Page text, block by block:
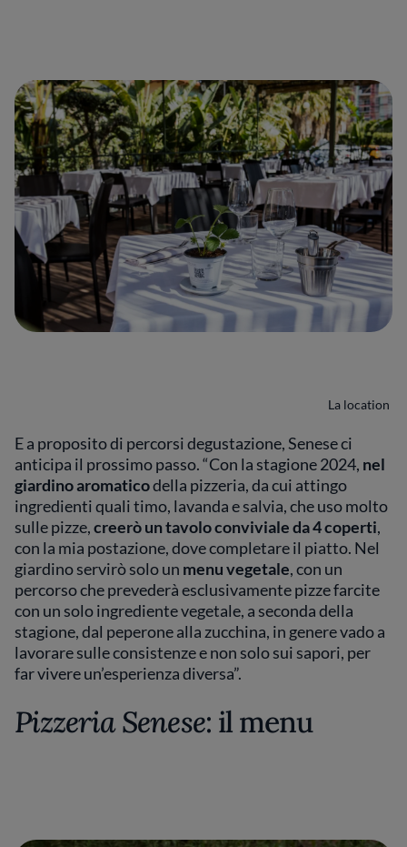
La location
E a proposito di percorsi degustazione, Senese ci
anticipa il prossimo passo. “Con la stagione 2024, nel
giardino aromaticodella pizzeria, da cui attingo
ingredienti quali timo, lavanda e salvia, che uso molto
sulle pizze,creerò un tavolo conviviale da 4 coperti,
con la mia postazione, dove completare il piatto. Nel
giardino servirò solo un menu vegetale, con un
percorso che prevederà esclusivamente pizze farcite
con un solo ingrediente vegetale, a seconda della
stagione, dal peperone alla zucchina, in genere vado a
lavorare sulle consistenze e non solo sui sapori, per
far vivere un’esperienza diversa”.
Pizzeria Senese: il menu